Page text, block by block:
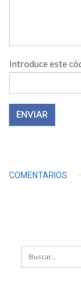
Introduce este
COMENTARIOS